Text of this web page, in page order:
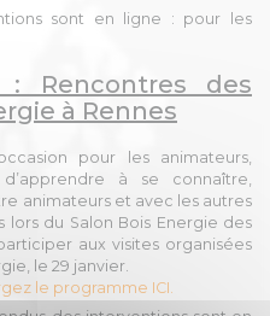
sont en ligne : pour les
: Rencontres des
à Rennes
pour les animateurs,
à se connaître,
animateurs et avec les autres
lors du Salon Bois Energie des
aux visites organisées
le 29 janvier.
le programme ICI.